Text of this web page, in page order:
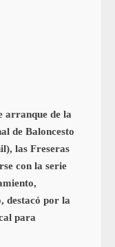
arranque de la
de Baloncesto
las Freseras
con la serie
destacó por la
para